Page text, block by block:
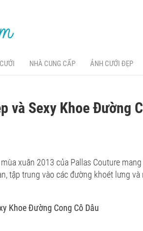
NHÀ CUNG CẤP ẢNH CƯỚI ĐẸP
và Sexy Khoe Đường
xuân 2013 của Pallas Couture
tập trung vào các đường khoét lưng
Khoe Đường Cong Cô Dâu